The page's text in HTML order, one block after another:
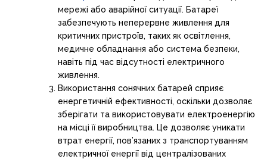
мережі або аварійної ситуації. Батареї
забезпечують неперервне живлення для
критичних пристроїв, таких як освітлення,
медичне обладнання або система безпеки,
навіть під час відсутності електричного
живлення.
Використання сонячних батарей сприяє
енергетичній ефективності, оскільки дозволяє
зберігати та використовувати електроенергію
на місці її виробництва. Це дозволяє уникати
втрат енергії, пов’язаних з транспортуванням
електричної енергії від централізованих